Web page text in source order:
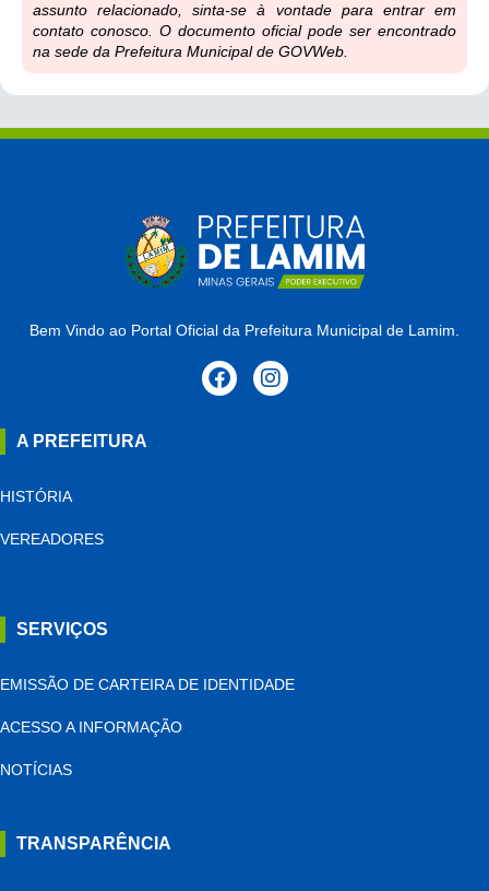
assunto relacionado, sinta-se à vontade para entrar em
contato conosco. O documento oficial pode ser encontrado
na sede da Prefeitura Municipal de GOVWeb.
Bem Vindo ao Portal Oficial da Prefeitura Municipal de Lamim.
A PREFEITURA
HISTÓRIA
VEREADORES
SERVIÇOS
EMISSÃO DE CARTEIRA DE IDENTIDADE
ACESSO A INFORMAÇÃO
NOTÍCIAS
TRANSPARÊNCIA